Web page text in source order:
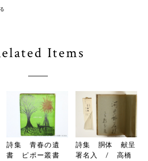
Items
詩集 青春の遺
書 ピポー叢書
詩集 胴体 献呈
署名入 / 高橋